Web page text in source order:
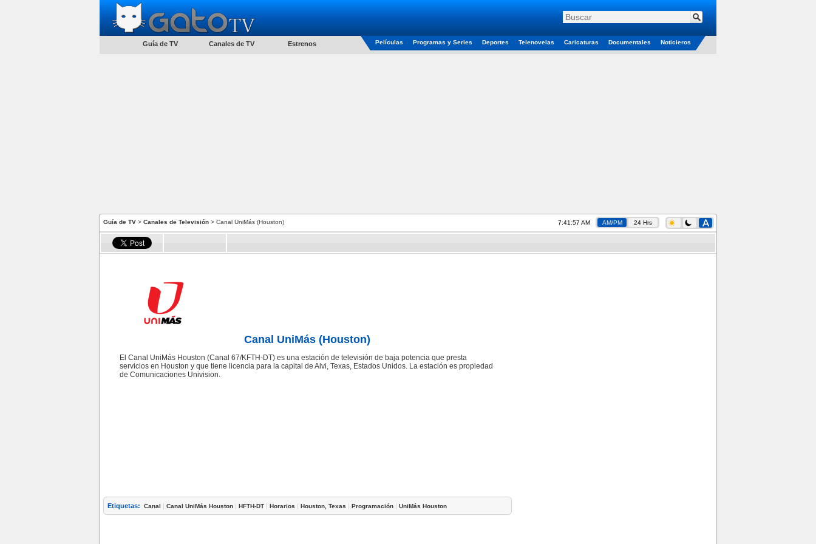
Guía de TV Canales de TV Estrenos Películas Programas y Series Deportes Telenovelas Caricaturas Documentales Noticieros
Guía de TV > Canales de Televisión > Canal UniMás (Houston) 7:41:57 AM AM/PM 24 Hrs
Canal UniMás (Houston)
El Canal UniMás Houston (Canal 67/KFTH-DT) es una estación de televisión de baja potencia que presta
servicios en Houston y que tiene licencia para la capital de Alvi, Texas, Estados Unidos. La estación es propiedad
de Comunicaciones Univision.
Etiquetas: Canal | Canal UniMás Houston | HFTH-DT | Horarios | Houston, Texas | Programación | UniMás Houston